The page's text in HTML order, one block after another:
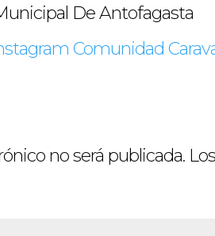
De Antofagasta
Comunidad
no será publicada.